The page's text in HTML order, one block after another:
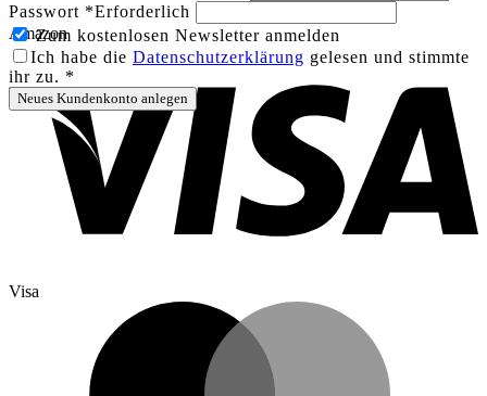
Amazon
Visa
Passwort *Erforderlich
Zum kostenlosen Newsletter anmelden
Ich habe die Datenschutzerklärung gelesen und stimmte
ihr zu. *
Neues Kundenkonto anlegen